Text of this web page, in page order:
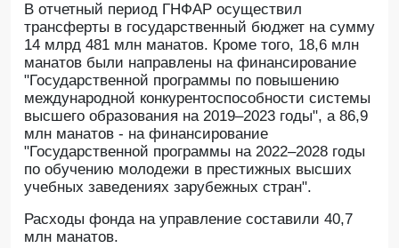
В отчетный период ГНФАР осуществил
трансферты в государственный бюджет на сумму
14 млрд 481 млн манатов. Кроме того, 18,6 млн
манатов были направлены на финансирование
"Государственной программы по повышению
международной конкурентоспособности системы
высшего образования на 2019–2023 годы", а 86,9
млн манатов - на финансирование
"Государственной программы на 2022–2028 годы
по обучению молодежи в престижных высших
учебных заведениях зарубежных стран".
Расходы фонда на управление составили 40,7
млн манатов.